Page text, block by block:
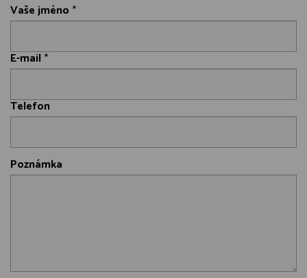
Vaše jméno *
E-mail *
Telefon
Poznámka